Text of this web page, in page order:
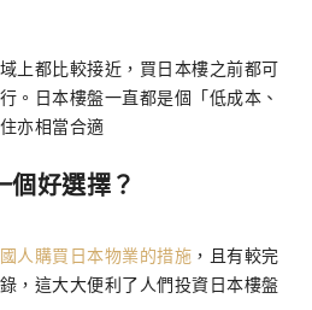
上都比較接近，買日本樓之前都可
。日本樓盤一直都是個「低成本、
亦相當合適
個好選擇？
人購買日本物業的措施 ，且有較完
，這大大便利了人們投資日本樓盤